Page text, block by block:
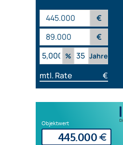
€
€
%
Jahre
mtl. Rate €